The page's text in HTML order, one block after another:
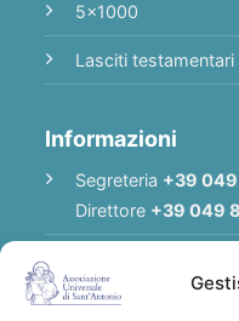
5x1000
Lasciti testamentari
Informazioni
Segreteria +39
Direttore +39 049
E-mail